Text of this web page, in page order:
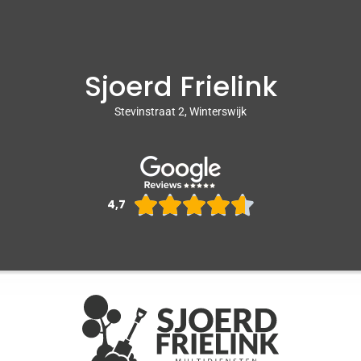
Sjoerd Frielink
Stevinstraat 2, Winterswijk
4,7 